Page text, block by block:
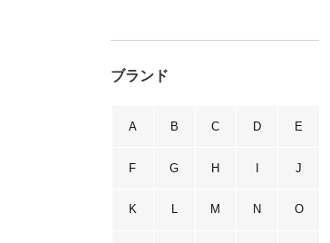
ブランド
A B C D E
F G H I J
K L M N O